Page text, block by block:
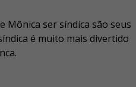
Mônica ser síndica são seus
é muito mais divertido